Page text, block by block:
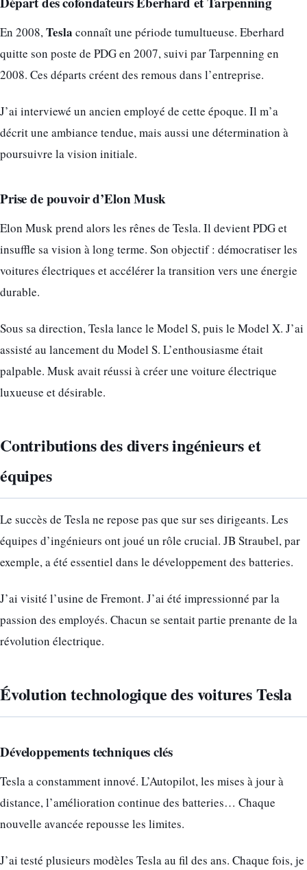
En 2008,Tesla connaît une période tumultueuse. Eberhard
quitte son poste de PDG en 2007, suivi par Tarpenning en
2008. Ces départs créent des remous dans l’entreprise.
J’ai interviewé un ancien employé de cette époque. Il m’a
décrit une ambiance tendue, mais aussi une détermination à
poursuivre la vision initiale.
Prise de pouvoir d’Elon Musk
Elon Musk prend alors les rênes de Tesla. Il devient PDG et
insuffle sa vision à long terme. Son objectif : démocratiser les
voitures électriques et accélérer la transition vers une énergie
durable.
Sous sa direction, Tesla lance le Model S, puis le Model X. J’ai
assisté au lancement du Model S. L’enthousiasme était
palpable. Musk avait réussi à créer une voiture électrique
luxueuse et désirable.
Contributions des divers ingénieurs et
équipes
Le succès de Tesla ne repose pas que sur ses dirigeants. Les
équipes d’ingénieurs ont joué un rôle crucial. JB Straubel, par
exemple, a été essentiel dans le développement des batteries.
J’ai visité l’usine de Fremont. J’ai été impressionné par la
passion des employés. Chacun se sentait partie prenante de la
révolution électrique.
Évolution technologique des voitures Tesla
Développements techniques clés
Tesla a constamment innové. L’Autopilot, les mises à jour à
distance, l’amélioration continue des batteries… Chaque
nouvelle avancée repousse les limites.
J’ai testé plusieurs modèles Tesla au fil des ans. Chaque fois, je